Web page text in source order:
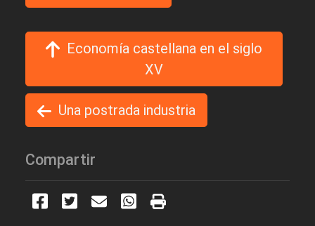
Economía castellana en el siglo
XV
Una postrada industria
Compartir